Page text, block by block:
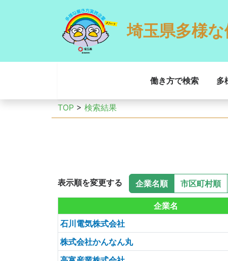
埼玉県多様
働き方で検索 多
TOP > 検索結果
表示順を変更する 企業名順 市区町村順
企業名
石川電気株式会社
株式会社かんなん丸